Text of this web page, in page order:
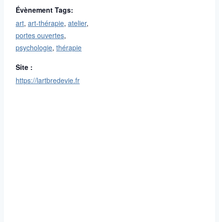
Évènement Tags:
art, art-thérapie, atelier,
portes ouvertes,
psychologie, thérapie
Site :
https://lartbredevie.fr